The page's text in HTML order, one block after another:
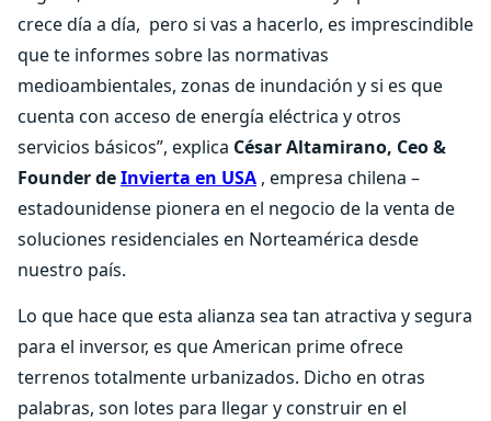
crece día a día, pero si vas a hacerlo, es imprescindible
que te informes sobre las normativas
medioambientales, zonas de inundación y si es que
cuenta con acceso de energía eléctrica y otros
servicios básicos”, explica César Altamirano, Ceo &
Founder deInvierta en USA , empresa chilena –
estadounidense pionera en el negocio de la venta de
soluciones residenciales en Norteamérica desde
nuestro país.
Lo que hace que esta alianza sea tan atractiva y segura
para el inversor, es que American prime ofrece
terrenos totalmente urbanizados. Dicho en otras
palabras, son lotes para llegar y construir en el